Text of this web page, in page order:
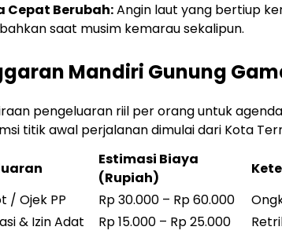
Cepat Berubah:Angin laut yang bertiup
saat musim kemarau sekalipun.
Mandiri Gunung
pengeluaran riil per orang untuk
titik awal perjalanan dimulai dari Kota
Estimasi Biaya
(Rupiah)
/ Ojek PP
Rp 30.000 – Rp 60.000
& Izin Adat
Rp 15.000 – Rp 25.000